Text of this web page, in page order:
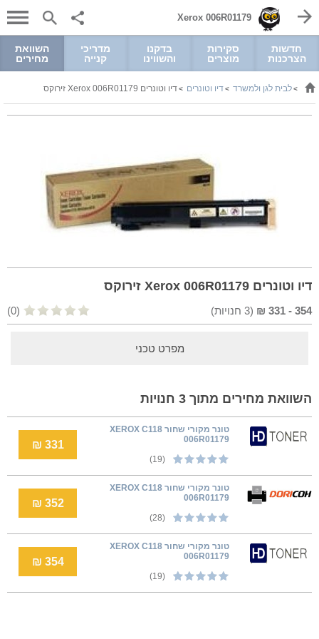
Xerox 006R01179
חדשות
הצרכנות
סקירות
מוצרים
בדקנו
והשווינו
מדריכי
קנייה
השוואת
מחירים
>לבית לגן ולמשרד >דיו וטונרים >דיו וטונרים Xerox 006R01179 זירוקס
דיו וטונרים Xerox 006R01179 זירוקס
354
-
331
₪
(
3 חנויות) (0)
מפרט טכני
השוואת מחירים מתוך 3 חנויות
טונר מקורי שחור XEROX C118
006R01179
(19)
331 ₪
טונר מקורי שחור XEROX C118
006R01179
(28)
352 ₪
טונר מקורי שחור XEROX C118
006R01179
(19)
354 ₪